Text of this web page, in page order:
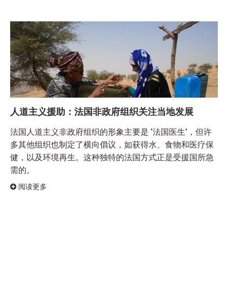
人道主义援助：法国非政府组织关注当地发展
法国人道主义非政府组织的形象主要是 "法国医生"，但许
多其他组织也制定了横向倡议，如获得水、食物和医疗保
健，以及环境再生。这种独特的法国方式正是受援国所急
需的。
阅读更多